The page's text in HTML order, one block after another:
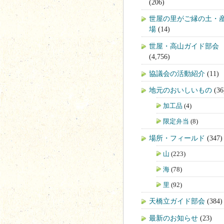
(206)
世屋の里がご縁の土・
場 (14)
世屋・高山ガイド部会
(4,756)
協議会の活動紹介 (11)
地元のおいしいもの
加工品 (4)
限定弁当 (8)
場所・フィールド (347)
山 (223)
海 (78)
里 (92)
天橋立ガイド部会 (384)
最新のお知らせ (23)